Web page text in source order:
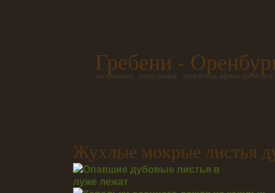
Гребени -
авторизация регистрация творческая афиша оренбурга
Жухлые мокрые листья